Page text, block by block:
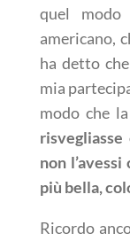
quel
americano,
ha detto
mia
modo che
non
più bella,
Ricordo